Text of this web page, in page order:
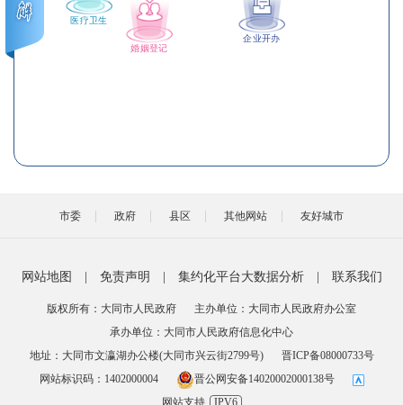
医疗卫生
企业开办
婚姻登记
市委 政府 县区 其他网站 友好城市
网站地图 免责声明 集约化平台大数据分析 联系我们
版权所有：大同市人民政府
主办单位：大同市人民政府办公室
承办单位：大同市人民政府信息化中心
地址：大同市文瀛湖办公楼(大同市兴云街2799号)
晋ICP备08000733号
网站标识码：1402000004
晋公网安备14020002000138号
网站支持
IPV6